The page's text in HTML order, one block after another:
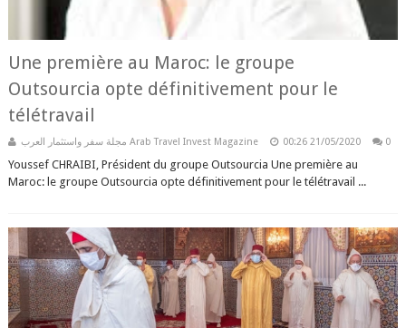
Une première au Maroc: le groupe
Outsourcia opte définitivement pour le
télétravail
مجلة سفر واستثمار العرب Arab Travel Invest Magazine 00:26 21/05/2020 0
Youssef CHRAIBI, Président du groupe Outsourcia Une première au
Maroc: le groupe Outsourcia opte définitivement pour le télétravail ...